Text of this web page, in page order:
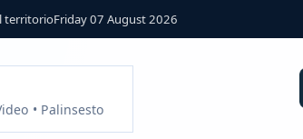
territorioFriday 07 August 2026
• Palinsesto